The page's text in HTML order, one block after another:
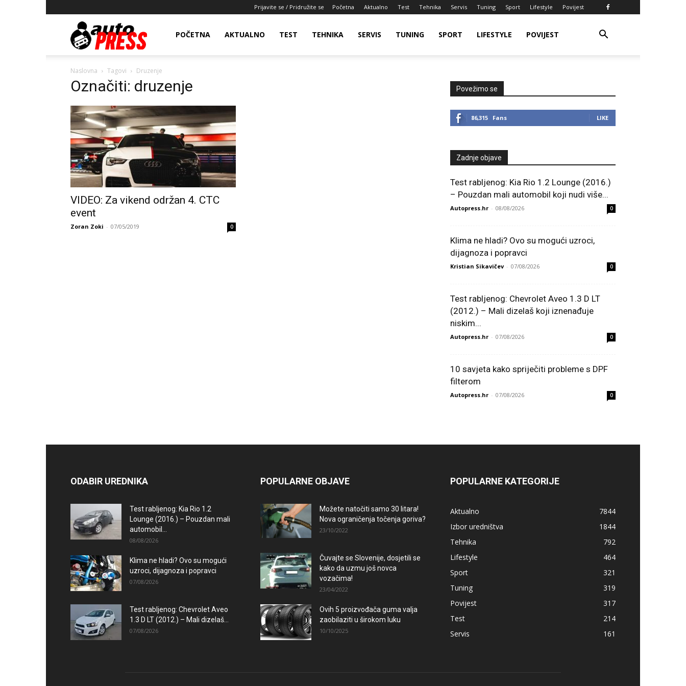
Prijavite se / Pridružite se Početna Aktualno Test Tehnika Servis Tuning Sport Lifestyle Povijest
AutopressHRPOČETNA AKTUALNO TEST TEHNIKA SERVIS TUNING SPORT LIFESTYLE POVIJEST
Naslovna Tagovi Druzenje
Označiti: druzenje
VIDEO: Za vikend održan 4. CTC
event
Zoran Zoki - 07/05/2019 0
Povežimo se
86,315 Fans LIKE
Zadnje objave
Test rabljenog: Kia Rio 1.2 Lounge (2016.)
– Pouzdan mali automobil koji nudi više...
Autopress.hr - 08/08/2026 0
Klima ne hladi? Ovo su mogući uzroci,
dijagnoza i popravci
Kristian Sikavičev - 07/08/2026 0
Test rabljenog: Chevrolet Aveo 1.3 D LT
(2012.) – Mali dizelaš koji iznenađuje
niskim...
Autopress.hr - 07/08/2026 0
10 savjeta kako spriječiti probleme s DPF
filterom
Autopress.hr - 07/08/2026 0
ODABIR UREDNIKA
Test rabljenog: Kia Rio 1.2
Lounge (2016.) – Pouzdan mali
automobil...
08/08/2026
Klima ne hladi? Ovo su mogući
uzroci, dijagnoza i popravci
07/08/2026
Test rabljenog: Chevrolet Aveo
1.3 D LT (2012.) – Mali dizelaš...
07/08/2026
POPULARNE OBJAVE
Možete natočiti samo 30 litara!
Nova ograničenja točenja goriva?
23/10/2022
Čuvajte se Slovenije, dosjetili se
kako da uzmu još novca
vozačima!
23/04/2022
Ovih 5 proizvođača guma valja
zaobilaziti u širokom luku
10/10/2025
POPULARNE KATEGORIJE
Aktualno
7844
Izbor uredništva
1844
Tehnika
792
Lifestyle
464
Sport
321
Tuning
319
Povijest
317
Test
214
Servis
161